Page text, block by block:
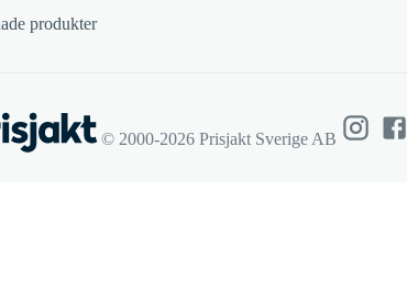
produkter
© 2000-2026 Prisjakt Sverige AB